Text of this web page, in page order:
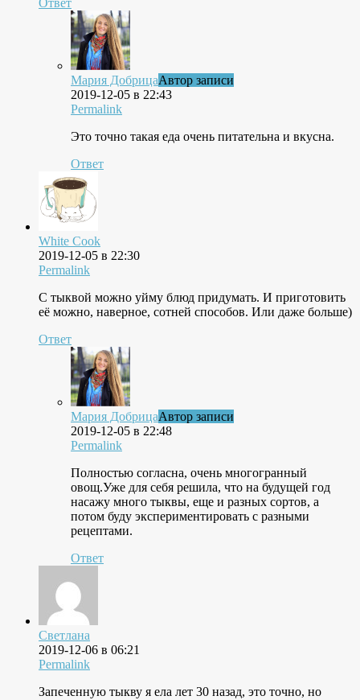
Ответ
Мария ДобрицаАвтор записи
2019-12-05 в 22:43
Permalink
Это точно такая еда очень питательна и вкусна.
Ответ
White Cook
2019-12-05 в 22:30
Permalink
С тыквой можно уйму блюд придумать. И приготовить
её можно, наверное, сотней способов. Или даже больше)
Ответ
Мария ДобрицаАвтор записи
2019-12-05 в 22:48
Permalink
Полностью согласна, очень многогранный
овощ.Уже для себя решила, что на будущей год
насажу много тыквы, еще и разных сортов, а
потом буду экспериментировать с разными
рецептами.
Ответ
Светлана
2019-12-06 в 06:21
Permalink
Запеченную тыкву я ела лет 30 назад, это точно, но